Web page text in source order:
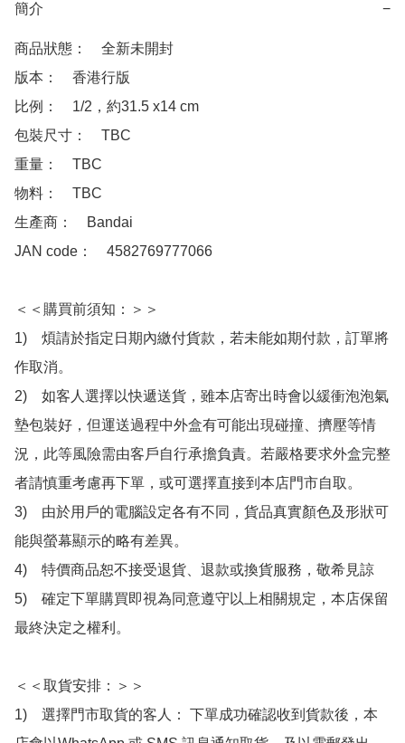
簡介 −
商品狀態：　全新未開封
版本：　香港行版
比例：　1/2，約31.5 x14 cm
包裝尺寸：　TBC
重量：　TBC
物料：　TBC
生產商：　Bandai
JAN code：　4582769777066
＜＜購買前須知：＞＞
1)　煩請於指定日期內繳付貨款，若未能如期付款，訂單將
作取消。
2)　如客人選擇以快遞送貨，雖本店寄出時會以緩衝泡泡氣
墊包裝好，但運送過程中外盒有可能出現碰撞、擠壓等情
況，此等風險需由客戶自行承擔負責。若嚴格要求外盒完整
者請慎重考慮再下單，或可選擇直接到本店門市自取。
3)　由於用戶的電腦設定各有不同，貨品真實顏色及形狀可
能與螢幕顯示的略有差異。
4)　特價商品恕不接受退貨、退款或換貨服務，敬希見諒
5)　確定下單購買即視為同意遵守以上相關規定，本店保留
最終決定之權利。
＜＜取貨安排：＞＞
1)　選擇門市取貨的客人： 下單成功確認收到貨款後，本